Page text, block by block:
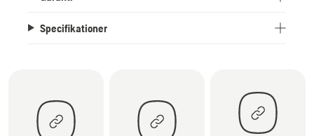
Specifikationer